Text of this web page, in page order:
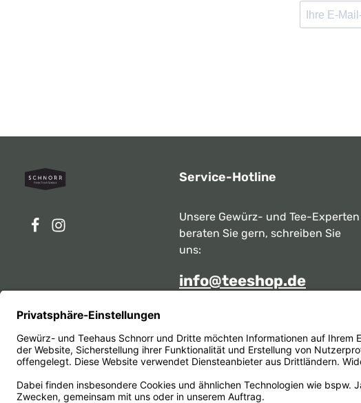
Service-Hotline
Unsere Gewürz- und Tee-Experten
beraten Sie gern, schreiben Sie
uns:
info@teeshop.de
Mo - Sa zwischen 10:00 - 17:00 Uhr
unter: